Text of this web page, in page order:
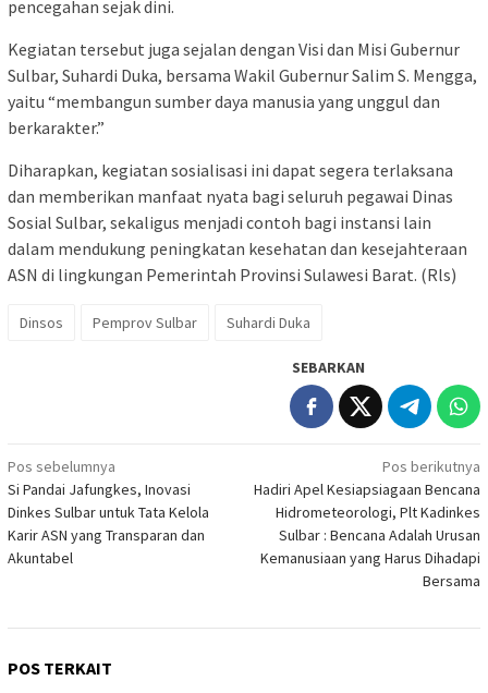
pencegahan sejak dini.
Kegiatan tersebut juga sejalan dengan Visi dan Misi Gubernur
Sulbar, Suhardi Duka, bersama Wakil Gubernur Salim S. Mengga,
yaitu “membangun sumber daya manusia yang unggul dan
berkarakter.”
Diharapkan, kegiatan sosialisasi ini dapat segera terlaksana
dan memberikan manfaat nyata bagi seluruh pegawai Dinas
Sosial Sulbar, sekaligus menjadi contoh bagi instansi lain
dalam mendukung peningkatan kesehatan dan kesejahteraan
ASN di lingkungan Pemerintah Provinsi Sulawesi Barat. (Rls)
Dinsos Pemprov Sulbar Suhardi Duka
SEBARKAN
Navigasi
pos
Pos sebelumnya
Si Pandai Jafungkes, Inovasi
Dinkes Sulbar untuk Tata Kelola
Karir ASN yang Transparan dan
Akuntabel
Pos berikutnya
Hadiri Apel Kesiapsiagaan Bencana
Hidrometeorologi, Plt Kadinkes
Sulbar : Bencana Adalah Urusan
Kemanusiaan yang Harus Dihadapi
Bersama
POS TERKAIT